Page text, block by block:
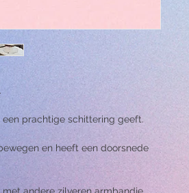
prachtige schittering geeft.
en heeft een doorsnede